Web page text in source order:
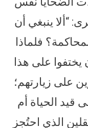
“ألا ينبغي أن
فلماذا
يختفوا على هذا
على زيارتهم؛
قيد الحياة أم
الذي احتُجز